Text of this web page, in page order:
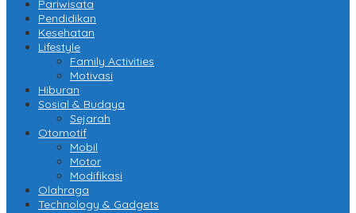
Pariwisata
Pendidikan
Kesehatan
Lifestyle
Family Activities
Motivasi
Hiburan
Sosial & Budaya
Sejarah
Otomotif
Mobil
Motor
Modifikasi
Olahraga
Technology & Gadgets